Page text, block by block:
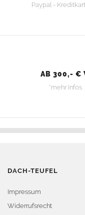
Paypal -
AB 300,- €
*mehr
DACH-TEUFEL
Impressum
Widerrufsrecht